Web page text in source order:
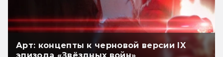
Арт: концепты к черновой версии IX